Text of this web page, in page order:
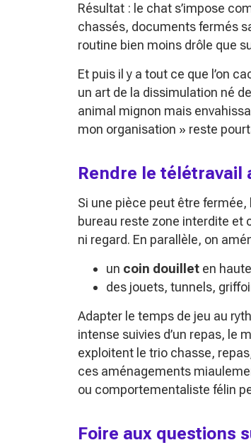
Résultat : le chat s’impose
chassés, documents fermés
routine bien moins drôle que
Et puis il y a tout ce que l’on
un art de la dissimulation né
animal mignon mais
mon organisation » reste
Rendre le télétravail
Si une pièce peut être
bureau reste zone interdite et
ni regard. En parallèle, on
un coin douillet en
des jouets, tunnels,
Adapter le temps de jeu au
intense suivies d’un repas, le
exploitent le trio chasse,
ces aménagements
ou comportementaliste félin
Foire aux questions